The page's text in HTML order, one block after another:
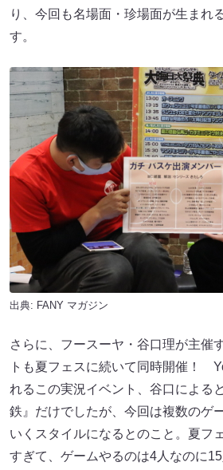
り、今回も名場面・珍場面が生まれ
す。
出典: FANY マガジン
さらに、フースーヤ・谷口理が主催
トも夏フェスに続いて同時開催！
れるこの実況イベント、谷口による
鉄』だけでしたが、今回は複数のゲ
いくスタイルになるとのこと。夏フ
すぎて、ゲームやるのは4人なのに